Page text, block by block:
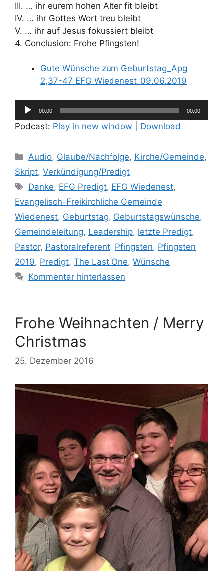
III. … ihr eurem hohen Alter fit bleibt
IV. … ihr Gottes Wort treu bleibt
V. … ihr auf Jesus fokussiert bleibt
4. Conclusion: Frohe Pfingsten!
Gute Wünsche zum Geburtstag_Apg
2,37-47_EFG Wiedenest_09.06.2019
Audio-
Player
00:00 00:00
Podcast: Play in new window Download
Kategorien
Audio, Glaube/Nachfolge, Kirche/Gemeinde,
Skript, Verkündigung/Predigt
Schlagwörter
Danke, EFG Predigt, EFG Wiedenest,
Evangelisch-Freikirchliche Gemeinde
Wiedenest, Geburtstag, Geburtstagswünsche,
Gemeindeleitung, Leadership, letzte Predigt,
Pastor, Pastoralreferent, Pfingsten, Pfingsten
2019, Predigt, The Last One, Wünsche
Kommentar hinterlassen
Frohe Weihnachten / Merry
Christmas
25. Dezember 2016